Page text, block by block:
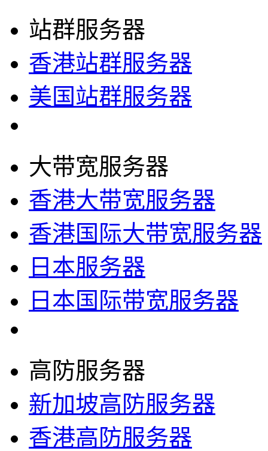
站群服务器
香港站群服务器
美国站群服务器
大带宽服务器
香港大带宽服务器
香港国际大带宽服务器
日本服务器
日本国际带宽服务器
高防服务器
新加坡高防服务器
香港高防服务器